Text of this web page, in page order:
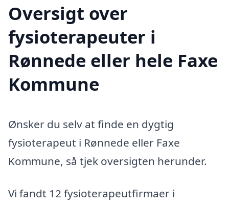
Oversigt over
fysioterapeuter i
Rønnede eller hele Faxe
Kommune
Ønsker du selv at finde en dygtig
fysioterapeut i Rønnede eller Faxe
Kommune, så tjek oversigten herunder.
Vi fandt 12 fysioterapeutfirmaer i